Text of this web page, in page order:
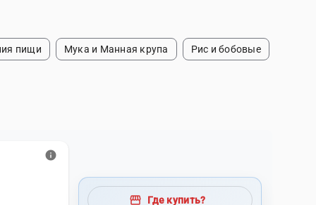
пищи Мука и Манная крупа Рис и бобовые
info
storefront Где купить?